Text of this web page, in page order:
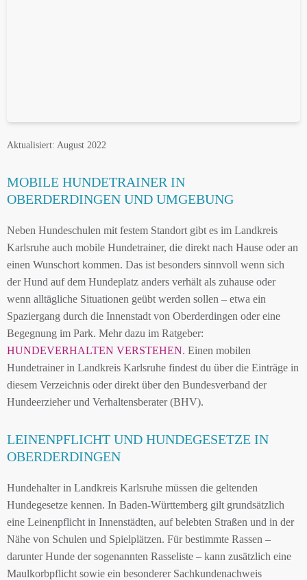
Aktualisiert: August 2022
MOBILE HUNDETRAINER IN
OBERDERDINGEN UND UMGEBUNG
Neben Hundeschulen mit festem Standort gibt es im Landkreis
Karlsruhe auch mobile Hundetrainer, die direkt nach Hause oder an
einen Wunschort kommen. Das ist besonders sinnvoll wenn sich
der Hund auf dem Hundeplatz anders verhält als zuhause oder
wenn alltägliche Situationen geübt werden sollen – etwa ein
Spaziergang durch die Innenstadt von Oberderdingen oder eine
Begegnung im Park. Mehr dazu im Ratgeber:
HUNDEVERHALTEN VERSTEHEN. Einen mobilen
Hundetrainer in Landkreis Karlsruhe findest du über die Einträge in
diesem Verzeichnis oder direkt über den Bundesverband der
Hundeerzieher und Verhaltensberater (BHV).
LEINENPFLICHT UND HUNDEGESETZE IN
OBERDERDINGEN
Hundehalter in Landkreis Karlsruhe müssen die geltenden
Hundegesetze kennen. In Baden-Württemberg gilt grundsätzlich
eine Leinenpflicht in Innenstädten, auf belebten Straßen und in der
Nähe von Schulen und Spielplätzen. Für bestimmte Rassen –
darunter Hunde der sogenannten Rasseliste – kann zusätzlich eine
Maulkorbpflicht sowie ein besonderer Sachkundenachweis